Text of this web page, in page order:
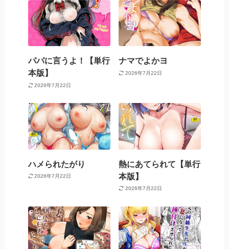
パパに言うよ！【単行
本版】
2026年7月22日
ナマでよかヨ
2026年7月22日
ハメられたがり
2026年7月22日
熱にあてられて【単行
本版】
2026年7月22日